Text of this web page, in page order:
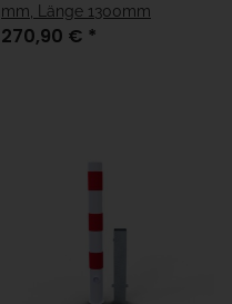
mm, Länge 1300mm
270,90 € *